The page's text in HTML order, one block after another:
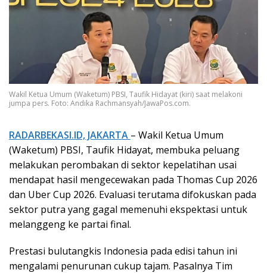
Wakil Ketua Umum (Waketum) PBSI, Taufik Hidayat (kiri) saat melakoni
jumpa pers. Foto: Andika Rachmansyah/JawaPos.com.
RADARBEKASI.ID, JAKARTA – Wakil Ketua Umum
(Waketum) PBSI, Taufik Hidayat, membuka peluang
melakukan perombakan di sektor kepelatihan usai
mendapat hasil mengecewakan pada Thomas Cup 2026
dan Uber Cup 2026. Evaluasi terutama difokuskan pada
sektor putra yang gagal memenuhi ekspektasi untuk
melanggeng ke partai final.
Prestasi bulutangkis Indonesia pada edisi tahun ini
mengalami penurunan cukup tajam. Pasalnya Tim